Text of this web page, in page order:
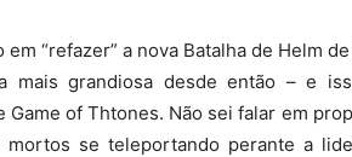
em “refazer” a nova Batalha de Helm
mais grandiosa desde então – e
Game of Thtones. Não sei falar em
mortos se teleportando perante a